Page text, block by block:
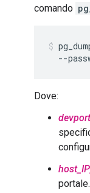
comando
--
Dove:
portale.